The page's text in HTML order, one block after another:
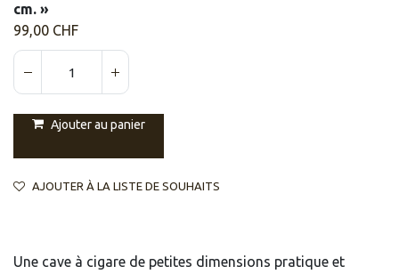
cm. »
99,00 CHF
Ajouter au panier
AJOUTER À LA LISTE DE SOUHAITS
Une cave à cigare de petites dimensions pratique et